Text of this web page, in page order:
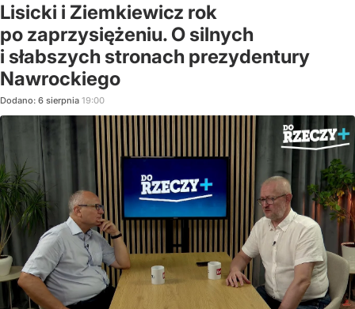
Lisicki i Ziemkiewicz rok
po zaprzysiężeniu. O silnych
i słabszych stronach prezydentury
Nawrockiego
Dodano: 6 sierpnia 19:00